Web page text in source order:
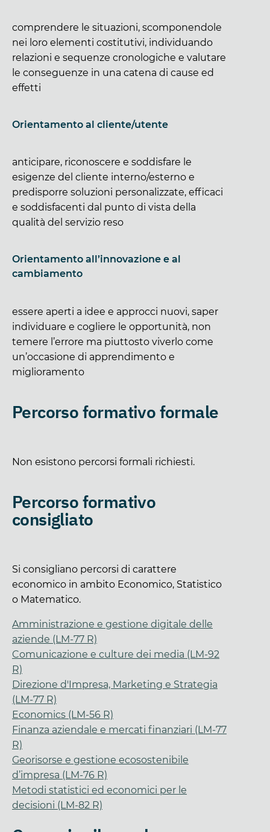
comprendere le situazioni, scomponendole
nei loro elementi costitutivi, individuando
relazioni e sequenze cronologiche e valutare
le conseguenze in una catena di cause ed
effetti
Orientamento al cliente/utente
anticipare, riconoscere e soddisfare le
esigenze del cliente interno/esterno e
predisporre soluzioni personalizzate, efficaci
e soddisfacenti dal punto di vista della
qualità del servizio reso
Orientamento all’innovazione e al
cambiamento
essere aperti a idee e approcci nuovi, saper
individuare e cogliere le opportunità, non
temere l’errore ma piuttosto viverlo come
un’occasione di apprendimento e
miglioramento
Percorso formativo formale
Non esistono percorsi formali richiesti.
Percorso formativo
consigliato
Si consigliano percorsi di carattere
economico in ambito Economico, Statistico
o Matematico.
Amministrazione e gestione digitale delle
aziende (LM-77 R)
Comunicazione e culture dei media (LM-92
R)
Direzione d'Impresa, Marketing e Strategia
(LM-77 R)
Economics (LM-56 R)
Finanza aziendale e mercati finanziari (LM-77
R)
Georisorse e gestione ecosostenibile
d’impresa (LM-76 R)
Metodi statistici ed economici per le
decisioni (LM-82 R)